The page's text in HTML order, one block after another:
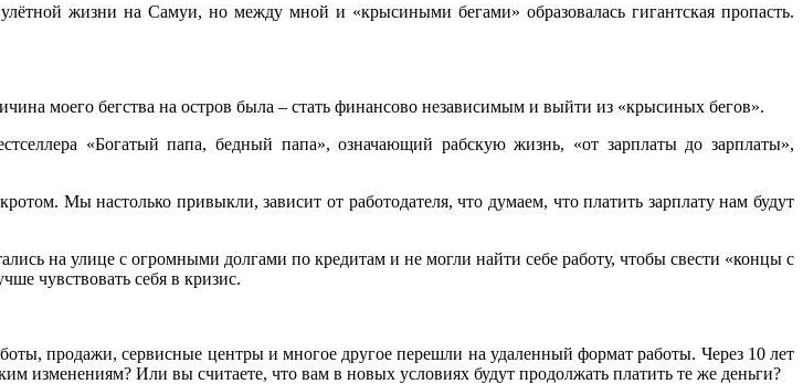
жизни на Самуи, но между мной и «крысиными бегами» образовалась гигантская пропасть.
моего бегства на остров была – стать финансово независимым и выйти из «крысиных бегов».
«Богатый папа, бедный папа», означающий рабскую жизнь, «от зарплаты до зарплаты»,
Мы настолько привыкли, зависит от работодателя, что думаем, что платить зарплату нам будут
на улице с огромными долгами по кредитам и не могли найти себе работу, чтобы свести «концы с
чувствовать себя в кризис.
продажи, сервисные центры и многое другое перешли на удаленный формат работы. Через 10 лет
изменениям? Или вы считаете, что вам в новых условиях будут продолжать платить те же деньги?